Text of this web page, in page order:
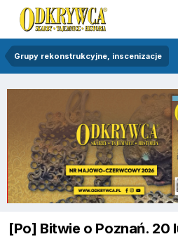
Grupy rekonstrukcyjne, inscenizacje
[Po] Bitwie o Poznań. 20